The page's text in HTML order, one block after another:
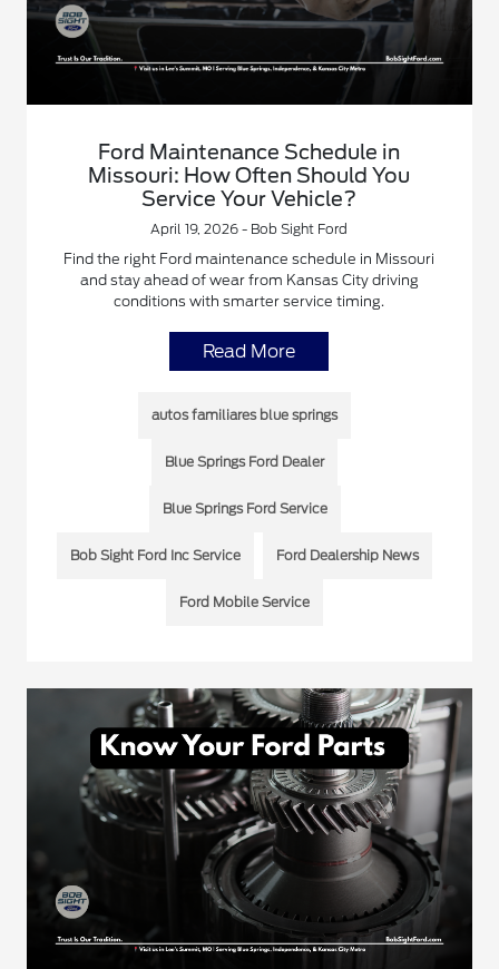
Ford Maintenance Schedule in
Missouri: How Often Should You
Service Your Vehicle?
April 19, 2026 - Bob Sight Ford
Find the right Ford maintenance schedule in Missouri
and stay ahead of wear from Kansas City driving
conditions with smarter service timing.
Read More
autos familiares blue springs
Blue Springs Ford Dealer
Blue Springs Ford Service
Bob Sight Ford Inc Service Ford Dealership News
Ford Mobile Service